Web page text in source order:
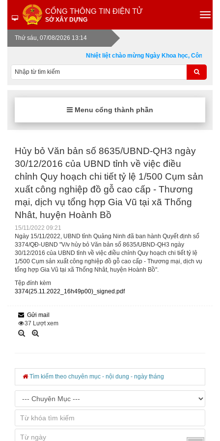
CỔNG THÔNG TIN ĐIỆN TỬ
SỞ XÂY DỰNG
Thứ sáu, 07/08/2026 13:14
Nhiệt liệt chào mừng Ngày Khoa học, Công
Menu cổng thành phần
Hủy bỏ Văn bản số 8635/UBND-QH3 ngày
30/12/2016 của UBND tỉnh về việc điều
chỉnh Quy hoạch chi tiết tỷ lệ 1/500 Cụm sản
xuất công nghiệp đồ gỗ cao cấp - Thương
mại, dịch vụ tổng hợp Gia Vũ tại xã Thống
Nhât, huyện Hoành Bồ
15/11/2022 09:21
Ngày 15/11/2022, UBND tỉnh Quảng Ninh đã ban hành Quyết định số
3374/QĐ-UBND "V/v hủy bỏ Văn bản số 8635/UBND-QH3 ngày
30/12/2016 của UBND tỉnh về việc điều chỉnh Quy hoạch chi tiết tỷ lệ
1/500 Cụm sản xuất công nghiệp đồ gỗ cao cấp - Thương mại, dịch vụ
tổng hợp Gia Vũ tại xã Thống Nhât, huyện Hoành Bồ".
Tệp đính kèm
3374(25.11.2022_16h49p00)_signed.pdf
Gửi mail
37 Lượt xem
Tìm kiếm theo chuyên mục - nội dung - ngày tháng